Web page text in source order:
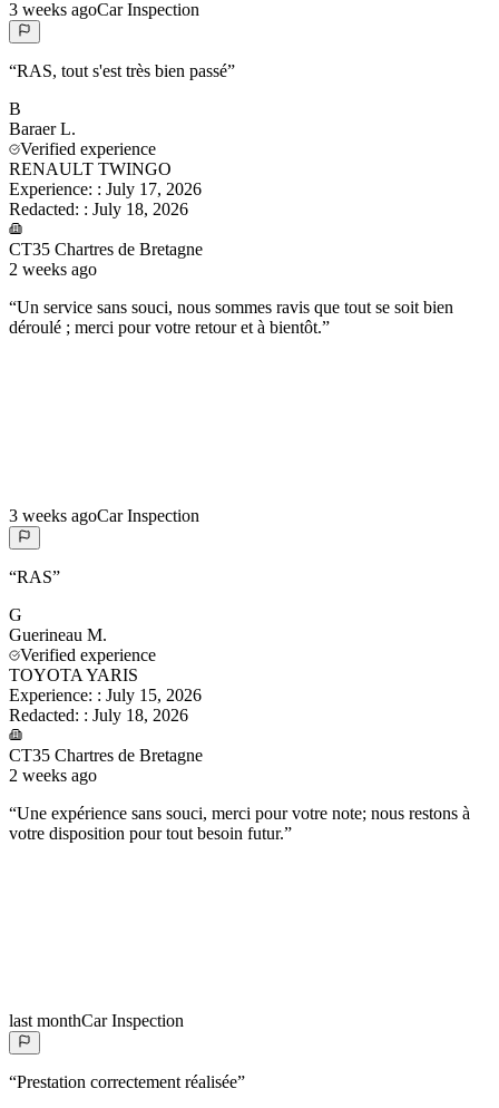
3 weeks agoCar Inspection
“RAS, tout s'est très bien passé”
B
Baraer L.
Verified experience
RENAULT TWINGO
Experience: : July 17, 2026
Redacted: : July 18, 2026
CT35 Chartres de Bretagne
2 weeks ago
“Un service sans souci, nous sommes ravis que tout se soit bien
déroulé ; merci pour votre retour et à bientôt.”
3 weeks agoCar Inspection
“RAS”
G
Guerineau M.
Verified experience
TOYOTA YARIS
Experience: : July 15, 2026
Redacted: : July 18, 2026
CT35 Chartres de Bretagne
2 weeks ago
“Une expérience sans souci, merci pour votre note; nous restons à
votre disposition pour tout besoin futur.”
last monthCar Inspection
“Prestation correctement réalisée”